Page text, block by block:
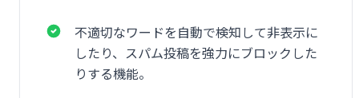
不適切なワードを自動で検知して非表示に
したり、スパム投稿を強力にブロックした
りする機能。